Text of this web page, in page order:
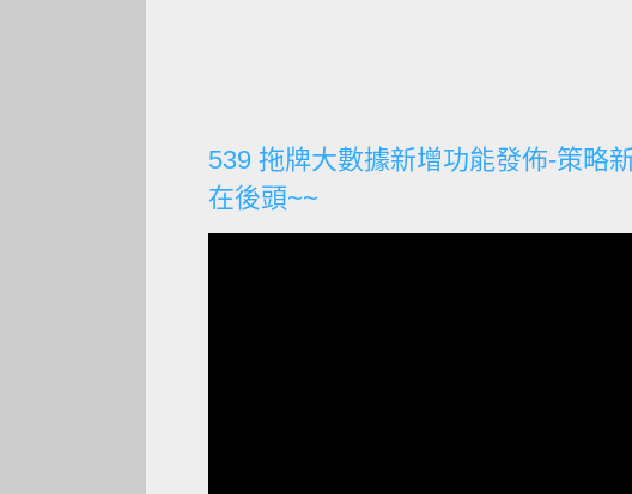
539 拖牌大數據新增功能發佈-策略
在後頭~~